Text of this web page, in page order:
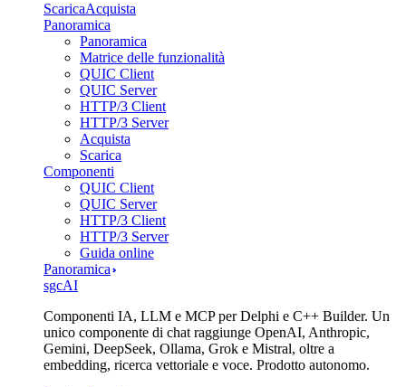
ScaricaAcquista
Panoramica
Panoramica
Matrice delle funzionalità
QUIC Client
QUIC Server
HTTP/3 Client
HTTP/3 Server
Acquista
Scarica
Componenti
QUIC Client
QUIC Server
HTTP/3 Client
HTTP/3 Server
Guida online
Panoramica
sgcAI
Componenti IA, LLM e MCP per Delphi e C++ Builder. Un
unico componente di chat raggiunge OpenAI, Anthropic,
Gemini, DeepSeek, Ollama, Grok e Mistral, oltre a
embedding, ricerca vettoriale e voce. Prodotto autonomo.